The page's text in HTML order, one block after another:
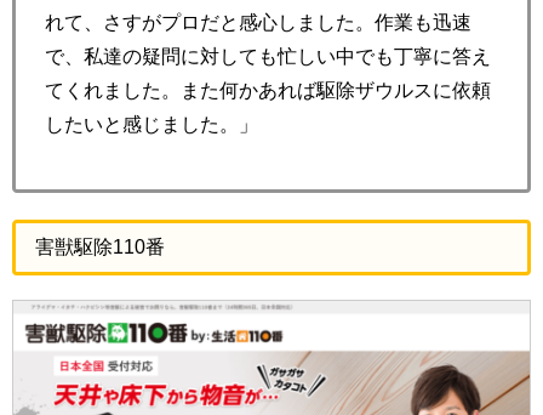
れて、さすがプロだと感心しました。作業も迅速
で、私達の疑問に対しても忙しい中でも丁寧に答え
てくれました。また何かあれば駆除ザウルスに依頼
したいと感じました。」
害獣駆除110番